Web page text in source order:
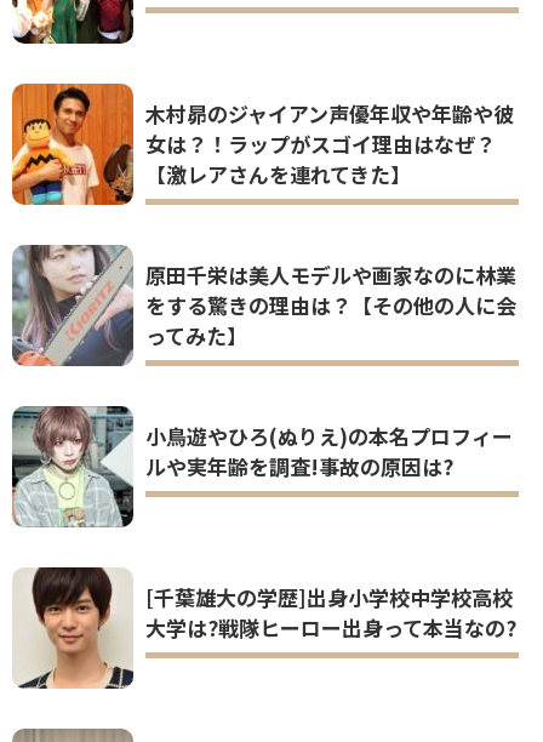
木村昴のジャイアン声優年収や年齢や彼
女は？！ラップがスゴイ理由はなぜ？
【激レアさんを連れてきた】
原田千栄は美人モデルや画家なのに林業
をする驚きの理由は？【その他の人に会
ってみた】
小鳥遊やひろ(ぬりえ)の本名プロフィー
ルや実年齢を調査!事故の原因は?
[千葉雄大の学歴]出身小学校中学校高校
大学は?戦隊ヒーロー出身って本当なの?